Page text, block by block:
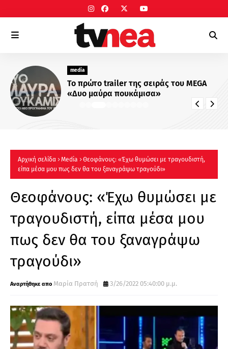
media
Το πρώτο trailer της σειράς του MEGA
«Δυο μαύρα πουκάμισα»
Αρχική σελίδα Μedia
Θεοφάνους: «Έχω θυμώσει με τραγουδιστή,
είπα μέσα μου πως δεν θα του ξαναγράψω τραγούδι»
Θεοφάνους: «Έχω θυμώσει με
τραγουδιστή, είπα μέσα μου
πως δεν θα του ξαναγράψω
τραγούδι»
Μαρία Πρατσή 3/26/2022 05:40:00 μ.μ.